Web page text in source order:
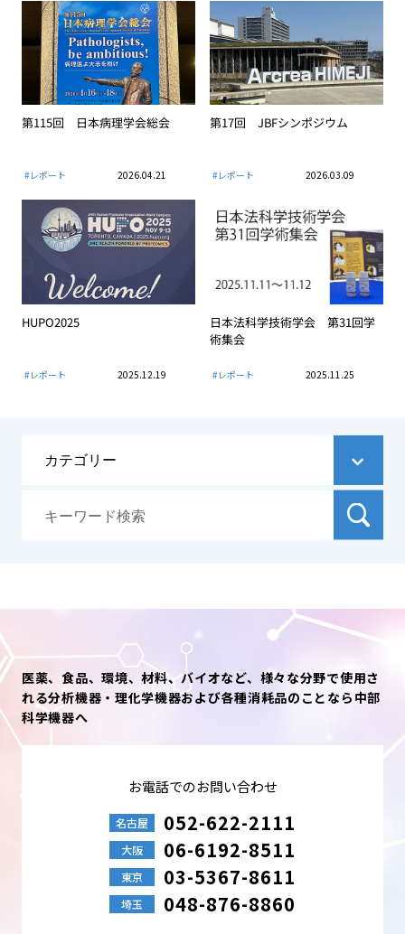
第115回 日本病理学会総会
#レポート 2026.04.21
第17回 JBFシンポジウム
#レポート 2026.03.09
HUPO2025
#レポート 2025.12.19
日本法科学技術学会 第31回学
術集会
#レポート 2025.11.25
医薬、食品、環境、材料、バイオなど、様々な分野で使用さ
れる分析機器・理化学機器および各種消耗品のことなら中部
科学機器へ
お電話でのお問い合わせ
名古屋 052-622-2111
大阪 06-6192-8511
東京 03-5367-8611
埼玉 048-876-8860